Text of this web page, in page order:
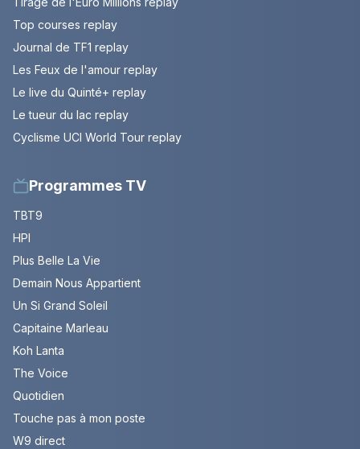
Top courses replay
Journal de TF1 replay
Les Feux de l'amour replay
Le live du Quinté+ replay
Le tueur du lac replay
Cyclisme UCI World Tour replay
Programmes TV
TBT9
HPI
Plus Belle La Vie
Demain Nous Appartient
Un Si Grand Soleil
Capitaine Marleau
Koh Lanta
The Voice
Quotidien
Touche pas à mon poste
W9 direct